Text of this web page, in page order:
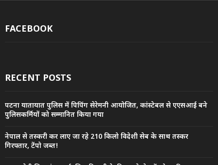
FACEBOOK
RECENT POSTS
पटना यातायात पुलिस में पिपिंग सेरेमनी आयोजित, कांस्टेबल से एएसआई बने
पुलिसकर्मियों को सम्मानित किया गया
नेपाल से तस्करी कर लाए जा रहे 210 किलो विदेशी सेब के साथ तस्कर
गिरफ्तार, टेंपो जब्त!